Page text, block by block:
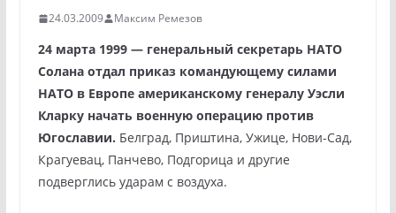
24.03.2009 Максим Ремезов
24 марта 1999 — генеральный секретарь НАТО
Солана отдал приказ командующему силами
НАТО в Европе американскому генералу Уэсли
Кларку начать военную операцию против
Югославии. Белград, Приштина, Ужице, Нови-Сад,
Крагуевац, Панчево, Подгорица и другие
подверглись ударам с воздуха.